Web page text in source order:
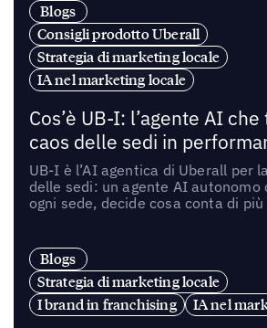
Blogs
Consigli prodotto Uberall
Strategia di marketing locale
IA nel marketing locale
Cos’è UB-I: l’agente AI
caos delle sedi in
UB-I è l’AI agentica di Uberall per
delle sedi: un agente AI autonomo
ogni sede, decide cosa conta di
Blogs
Strategia di marketing locale
I brand in franchising
IA nel